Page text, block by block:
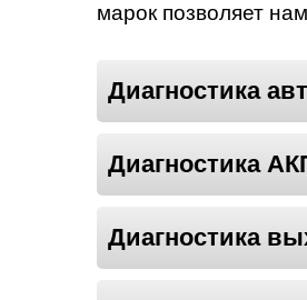
марок позволяет
Диагностика
Диагностика
Диагностика